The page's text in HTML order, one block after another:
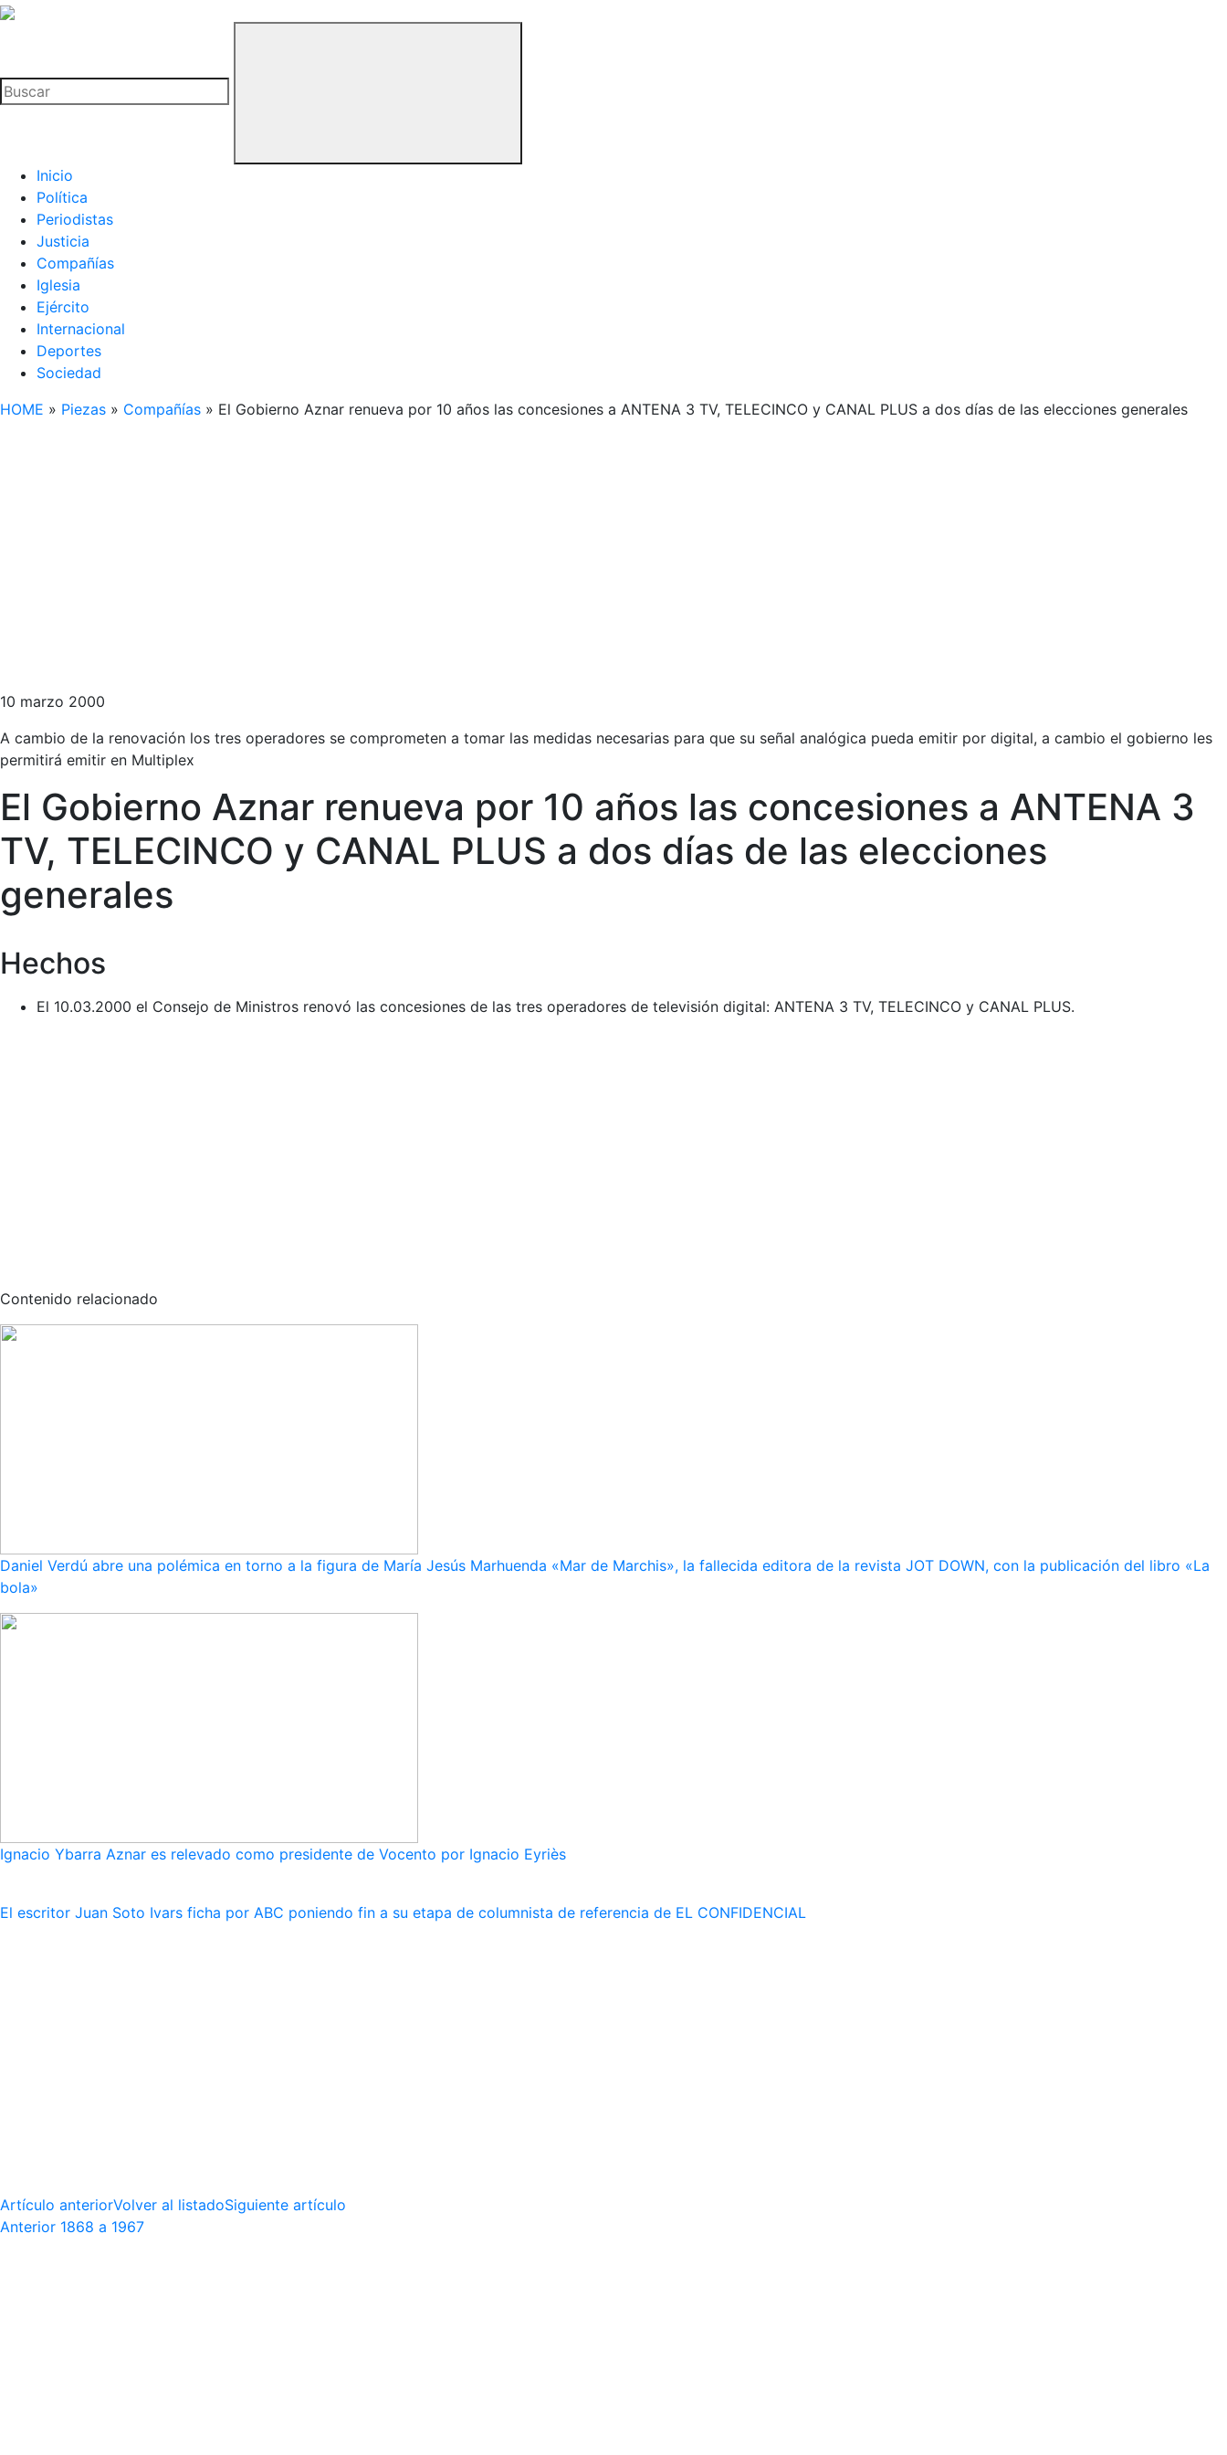
La
Buitre
Inicio
Política
Periodistas
Justicia
Compañías
Iglesia
Ejército
Internacional
Deportes
Sociedad
HOME » Piezas » Compañías » El Gobierno Aznar renueva por 10 años las concesiones a ANTENA 3 TV, TELECINCO y CANAL PLUS a dos días de las elecciones generales
10 marzo 2000
A cambio de la renovación los tres operadores se comprometen a tomar las medidas necesarias para que su señal analógica pueda emitir por digital, a cambio el gobierno les
permitirá emitir en Multiplex
El Gobierno Aznar renueva por 10 años las concesiones a ANTENA 3
TV, TELECINCO y CANAL PLUS a dos días de las elecciones
generales
Hechos
El 10.03.2000 el Consejo de Ministros renovó las concesiones de las tres operadores de televisión digital: ANTENA 3 TV, TELECINCO y CANAL PLUS.
Contenido relacionado
Daniel Verdú abre una polémica en torno a la figura de María Jesús Marhuenda «Mar de Marchis», la fallecida editora de la revista JOT DOWN, con la publicación del libro «La
bola»
Ignacio Ybarra Aznar es relevado como presidente de Vocento por Ignacio Eyriès
El escritor Juan Soto Ivars ficha por ABC poniendo fin a su etapa de columnista de referencia de EL CONFIDENCIAL
Artículo anteriorVolver al listadoSiguiente artículo
Anterior 1868 a 1967